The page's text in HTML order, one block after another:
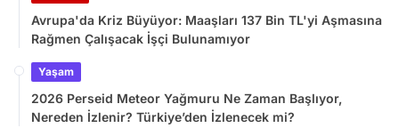
Avrupa'da Kriz Büyüyor: Maaşları 137 Bin TL'yi Aşmasına
Rağmen Çalışacak İşçi Bulunamıyor
Yaşam
2026 Perseid Meteor Yağmuru Ne Zaman Başlıyor,
Nereden İzlenir? Türkiye’den İzlenecek mi?